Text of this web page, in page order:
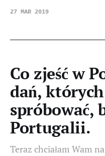
27 MAR 2019
Co zjeść w
dań,
spróbować,
Portugalii.
Teraz chciałam Wam